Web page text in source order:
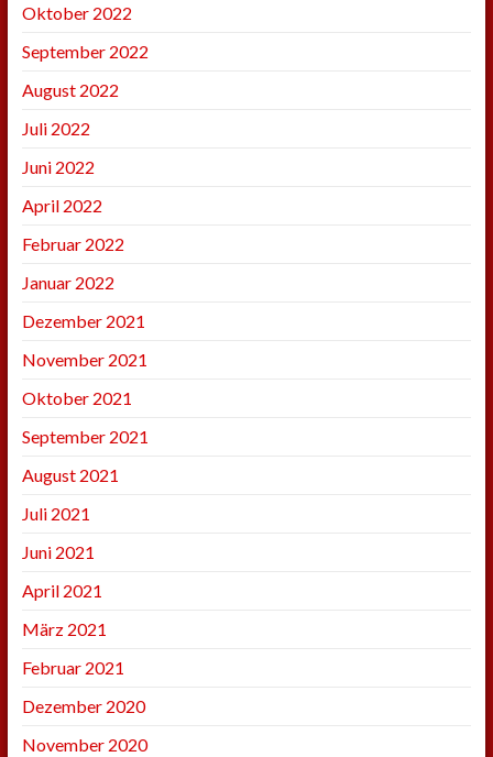
Oktober 2022
September 2022
August 2022
Juli 2022
Juni 2022
April 2022
Februar 2022
Januar 2022
Dezember 2021
November 2021
Oktober 2021
September 2021
August 2021
Juli 2021
Juni 2021
April 2021
März 2021
Februar 2021
Dezember 2020
November 2020